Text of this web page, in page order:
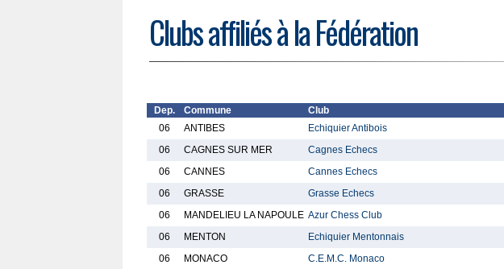
Clubs affiliés à la Fédération
Dep. Commune Club
06
ANTIBES Echiquier Antibois
06
CAGNES SUR MER Cagnes Echecs
06
CANNES Cannes Echecs
06
GRASSE Grasse Echecs
06
MANDELIEU LA NAPOULE Azur Chess Club
06
MENTON Echiquier Mentonnais
06
MONACO C.E.M.C. Monaco